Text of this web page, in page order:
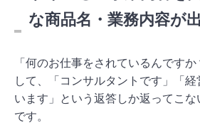
な商品名・業務内容が
「何のお仕事をされているんです
して、「コンサルタントです」「
います」という返答しか返ってこ
です。